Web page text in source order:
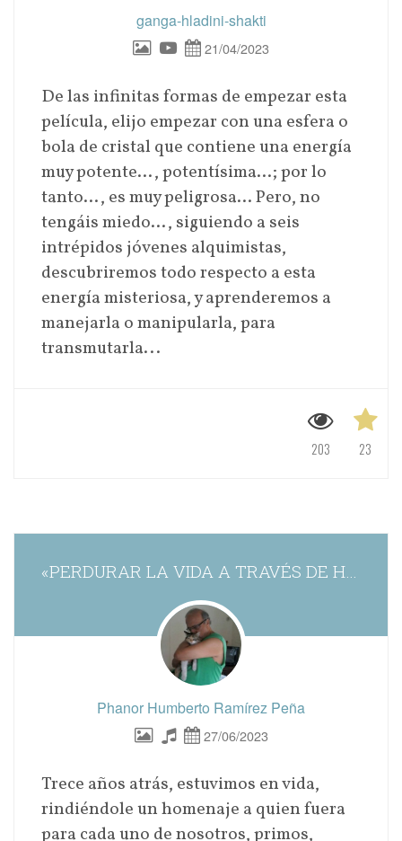
ganga-hladini-shakti
21/04/2023
De las infinitas formas de empezar esta
película, elijo empezar con una esfera o
bola de cristal que contiene una energía
muy potente…, potentísima…; por lo
tanto…, es muy peligrosa… Pero, no
tengáis miedo…, siguiendo a seis
intrépidos jóvenes alquimistas,
descubriremos todo respecto a esta
energía misteriosa, y aprenderemos a
manejarla o manipularla, para
transmutarla...
23
203
«PERDURAR LA VIDA A TRAVÉS DE HOMENAJES»
Phanor Humberto Ramírez Peña
27/06/2023
Trece años atrás, estuvimos en vida,
rindiéndole un homenaje a quien fuera
para cada uno de nosotros, primos,